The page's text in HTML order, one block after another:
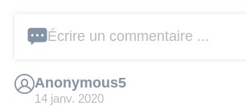
Écrire un commentaire ...
Anonymous5
14 janv. 2020